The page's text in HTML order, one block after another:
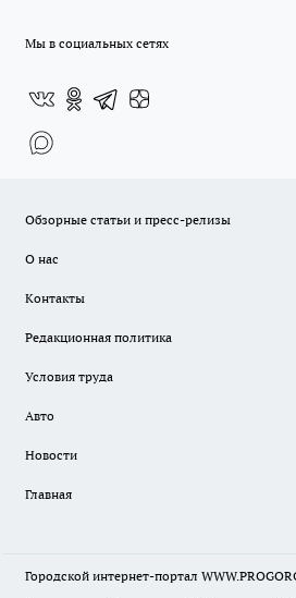
Мы в социальных сетях
Обзорные статьи и пресс-релизы
О нас
Контакты
Редакционная политика
Условия труда
Авто
Новости
Главная
Городской интернет-портал